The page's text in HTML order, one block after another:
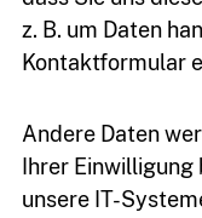
z. B. um Daten
Kontaktformular
Andere Daten
Ihrer
unsere IT-